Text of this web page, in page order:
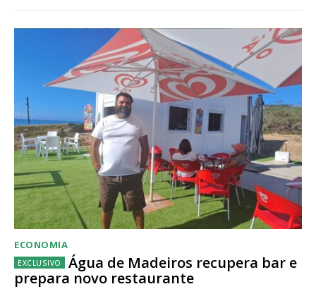
ECONOMIA
Água de Madeiros recupera bar e
prepara novo restaurante